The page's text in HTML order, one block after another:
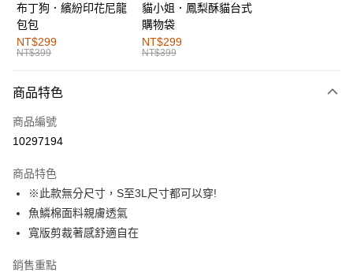
運送方式
全家取貨付款
每筆NT$60，滿NT$1,000(含以上)免運費
付款後全家取貨
萊爾富取貨付款
付款後萊爾富取貨
每筆NT$60，滿NT$1,000(含以上)免運費
7-11取貨付款
每筆NT$60，滿NT$1,000(含以上)免運費
布丁狗．繽紛印花尼龍
包包
NT$299
NT$399
貓小姐．鳳梨酥貓台式
購物袋
NT$299
NT$399
商品特色
商品編號
10297194
商品特色
※此款無分尺寸，S至3L尺寸都可以穿!
魚鱗棉面料親膚透氣
寬版剪裁著感舒適自在
銷售重點